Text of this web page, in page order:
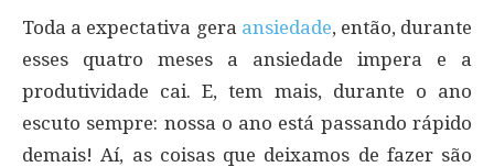
Toda a expectativa gera ansiedade, então, durante
esses quatro meses a ansiedade impera e a
produtividade cai. E, tem mais, durante o ano
escuto sempre: nossa o ano está passando rápido
demais! Aí, as coisas que deixamos de fazer são